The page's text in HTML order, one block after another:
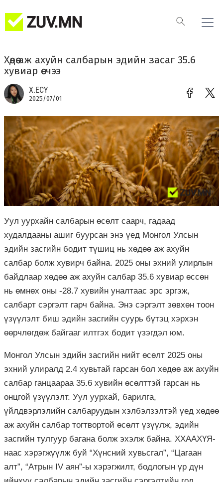
Хөдөө аж ахуйн салбарын эдийн засаг 35.6
хувиар өсчээ
Х.ЕСҮ
2025/07/01
Уул уурхайн салбарын өсөлт саарч, гадаад
худалдааны ашиг буурсан энэ үед Монгол Улсын
эдийн засгийн бодит түшиц нь хөдөө аж ахуйн
салбар болж хувирч байна. 2025 оны эхний улирлын
байдлаар хөдөө аж ахуйн салбар 35.6 хувиар өссөн
нь өмнөх оны -28.7 хувийн уналтаас эрс эргэж,
салбарт сэргэлт гарч байна. Энэ сэргэлт зөвхөн тоон
үзүүлэлт биш эдийн засгийн суурь бүтэц хэрхэн
өөрчлөгдөж байгааг илтгэх бодит үзэгдэл юм.
Монгол Улсын эдийн засгийн нийт өсөлт 2025 оны
эхний улиралд 2.4 хувьтай гарсан бол хөдөө аж ахуйн
салбар ганцаараа 35.6 хувийн өсөлттэй гарсан нь
онцгой үзүүлэлт. Уул уурхай, барилга,
үйлдвэрлэлийн салбаруудын хэлбэлзэлтэй үед хөдөө
аж ахуйн салбар тогтвортой өсөлт үзүүлж, эдийн
засгийн тулгуур багана болж эхэлж байна. ХХААХҮЯ-
наас хэрэгжүүлж буй “Хүнсний хувьсгал”, “Цагаан
алт”, “Атрын IV аян”-ы хэрэгжилт, бодлогын үр дүн